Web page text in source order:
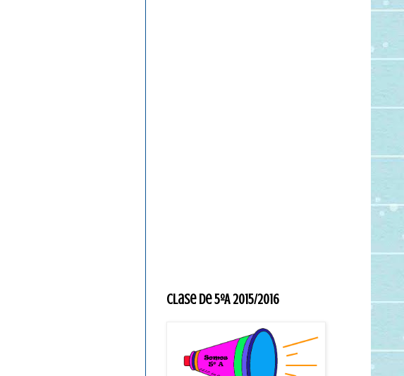
Clase de 5ºA 2015/2016